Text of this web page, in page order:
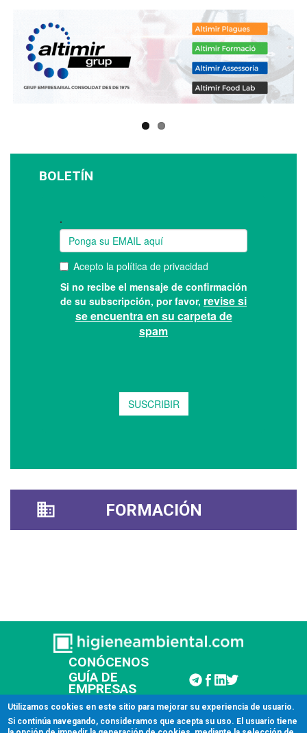
BOLETÍN
FORMACIÓN
CONÓCENOS
GUÍA DE
EMPRESAS
CONTACTAR
Utilizamos cookies en este sitio para mejorar su experiencia de usuario.
Si continúa navegando, consideramos que acepta su uso. El usuario tiene